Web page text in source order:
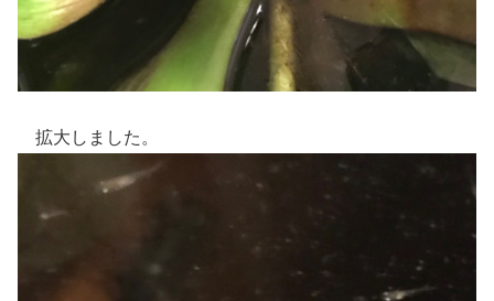
拡大しました。